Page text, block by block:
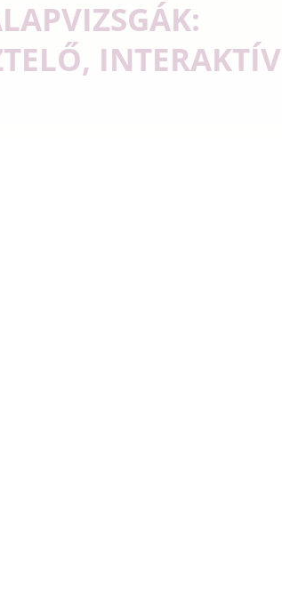
INTERAKTÍV